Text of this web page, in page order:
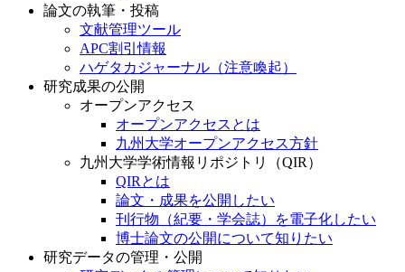
論文の執筆・投稿
文献管理ツール
APC割引情報
ハゲタカジャーナル（注意喚起）
研究成果の公開
オープンアクセス
オープンアクセスとは
九州大学オープンアクセス方針
九州大学学術情報リポジトリ（QIR）
QIRとは
論文・成果を公開したい
刊行物（紀要・学会誌）を電子化したい
博士論文の公開について知りたい
研究データの管理・公開